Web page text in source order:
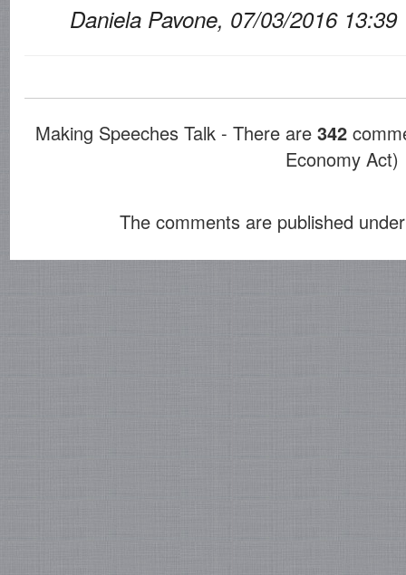
Daniela Pavone, 07/03/2016 13:39
Making Speeches Talk - There are 342
Economy Act)
The comments are published